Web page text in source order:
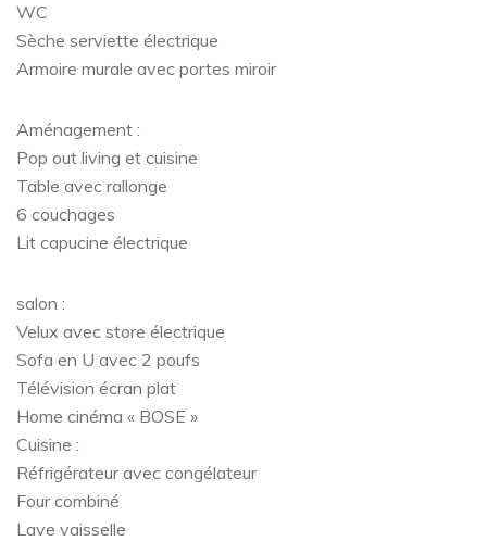
WC
Sèche serviette électrique
Armoire murale avec portes miroir
Aménagement :
Pop out living et cuisine
Table avec rallonge
6 couchages
Lit capucine électrique
salon :
Velux avec store électrique
Sofa en U avec 2 poufs
Télévision écran plat
Home cinéma « BOSE »
Cuisine :
Réfrigérateur avec congélateur
Four combiné
Lave vaisselle